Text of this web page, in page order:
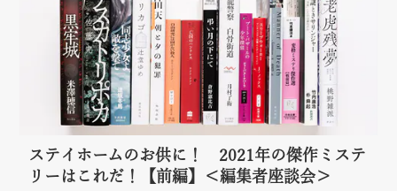
ステイホームのお供に！ 2021年の傑作ミステ
リーはこれだ！【前編】＜編集者座談会＞